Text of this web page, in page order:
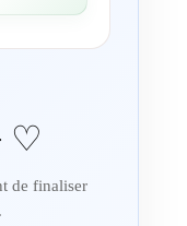
♡
de finaliser